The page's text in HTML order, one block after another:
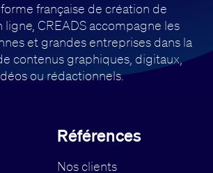
française de création de
ligne, CREADS accompagne les
et grandes entreprises dans la
contenus graphiques, digitaux,
ou rédactionnels.
Références
Nos clients